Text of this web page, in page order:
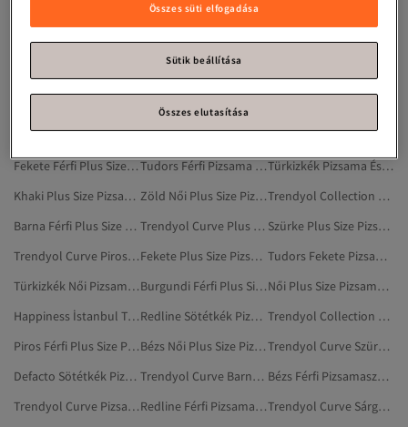
Trendyol Collection Khaki Plus Size Pizsamaszettek
Férfi Pizsamafelsők
Sötétkék Női Pizsamaszettek
Sötétkék Férfi Pizsamaszettek
Eros Sötétkék Pizsamaszettek
Khaki Férfi Plus Size Pizsamaszettek
Tudors Pizsama És Alsónemű
Rolypoly Sötétkék Pizsamaszettek
Fekete Férfi Plus Size Pizsamaszettek
Tudors Férfi Pizsama És Alsónemű
Türkizkék Pizsama És Alsónemű
Khaki Plus Size Pizsamaszettek
Zöld Női Plus Size Pizsamaszettek
Trendyol Collection Kék Pizsama És Alsónemű
Barna Férfi Plus Size Pizsamaszettek
Trendyol Curve Plus Size Pizsamaszettek
Szürke Plus Size Pizsamaszettek
Trendyol Curve Piros Plus Size Pizsamaszettek
Fekete Plus Size Pizsamaszettek
Tudors Fekete Pizsama És Alsónemű
Türkizkék Női Pizsama És Alsónemű
Burgundi Férfi Plus Size Pizsamaszettek
Női Plus Size Pizsamaszettek
Happiness İstanbul Türkizkék Pizsama És Alsónemű
Redline Sötétkék Pizsamaszettek
Trendyol Collection Sötétkék Pizsama És Alsónemű
Piros Férfi Plus Size Pizsamaszettek
Bézs Női Plus Size Pizsamaszettek
Trendyol Curve Szürke Plus Size Pizsamaszettek
Defacto Sötétkék Pizsamaszettek
Trendyol Curve Barna Plus Size Pizsamaszettek
Bézs Férfi Pizsamaszettek
Trendyol Curve Pizsamaszettek
Redline Férfi Pizsamaszettek
Trendyol Curve Sárga Plus Size Pizsamaszettek
Összes süti elfogadása
Sütik beállítása
Összes elutasítása